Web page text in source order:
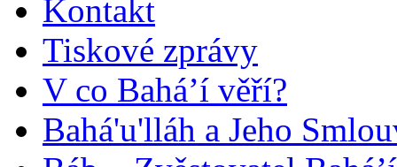
Kontakt
Tiskové zprávy
V co Bahá’í věří?
Bahá'u'lláh a Jeho